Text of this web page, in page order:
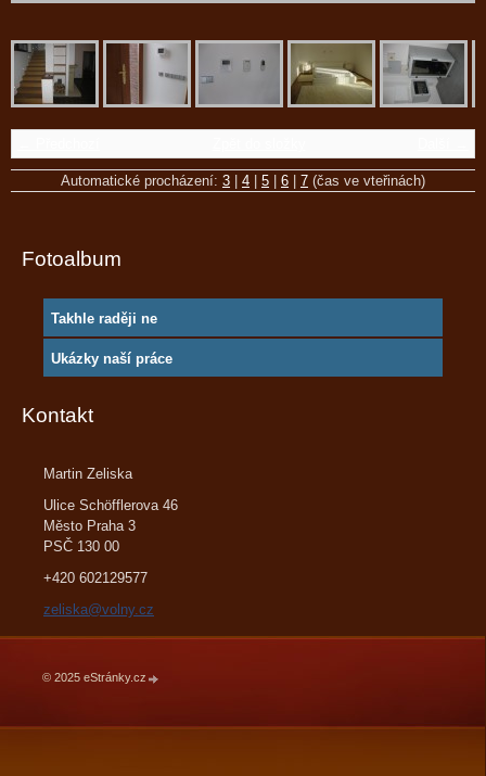
Automatické procházení: 3 4 5 6 7 (čas ve vteřinách)
Fotoalbum
Takhle raději ne
Ukázky naší práce
Kontakt
Martin Zeliska
Ulice Schöfflerova 46
Město Praha 3
PSČ 130 00
+420 602129577
zeliska@volny.cz
© 2025 eStránky.cz